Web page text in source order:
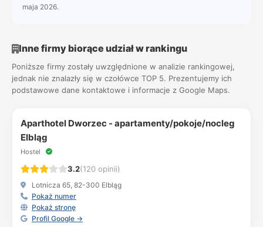
maja 2026.
Inne firmy biorące udział w rankingu
Poniższe firmy zostały uwzględnione w analizie rankingowej,
jednak nie znalazły się w czołówce TOP 5. Prezentujemy ich
podstawowe dane kontaktowe i informacje z Google Maps.
Aparthotel Dworzec - apartamenty/pokoje/nocleg
Elbląg
Hostel
3.2(120 opinii)
Lotnicza 65, 82-300 Elbląg
Pokaż numer
Pokaż stronę
Profil Google →